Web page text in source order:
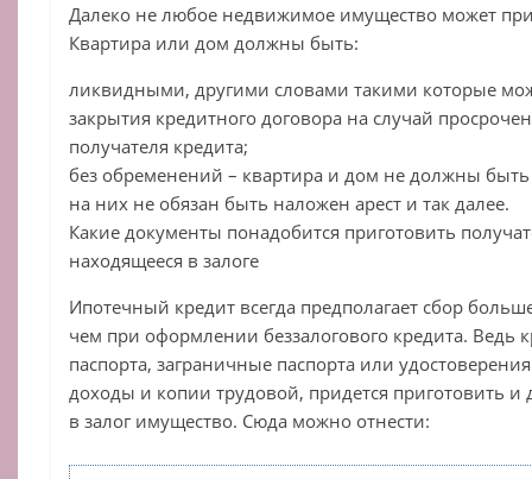
Далеко не любое недвижимое имущество может
Квартира или дом должны быть:
ликвидными, другими словами такими которые
закрытия кредитного договора на случай
получателя кредита;
без обременений – квартира и дом не должны
на них не обязан быть наложен арест и так далее.
Какие документы понадобится приготовить
находящееся в залоге
Ипотечный кредит всегда предполагает сбор
чем при оформлении беззалогового кредита. Ведь
паспорта, заграничные паспорта или
доходы и копии трудовой, придется приготовить
в залог имущество. Сюда можно отнести: